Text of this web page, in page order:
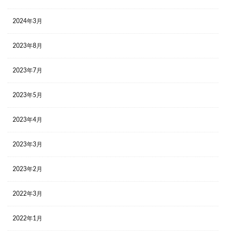
2024年3月
2023年8月
2023年7月
2023年5月
2023年4月
2023年3月
2023年2月
2022年3月
2022年1月